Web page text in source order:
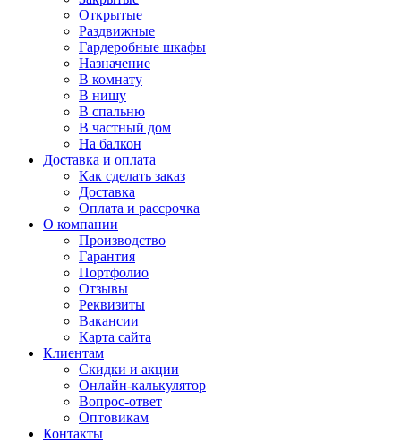
Открытые
Раздвижные
Гардеробные шкафы
Назначение
В комнату
В нишу
В спальню
В частный дом
На балкон
Доставка и оплата
Как сделать заказ
Доставка
Оплата и рассрочка
О компании
Производство
Гарантия
Портфолио
Отзывы
Реквизиты
Вакансии
Карта сайта
Клиентам
Скидки и акции
Онлайн-калькулятор
Вопрос-ответ
Оптовикам
Контакты